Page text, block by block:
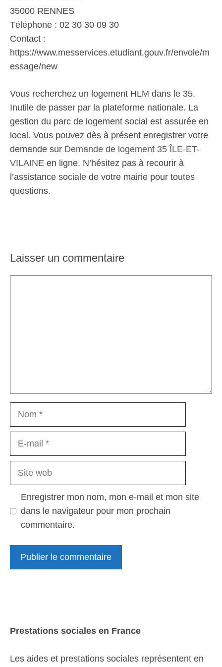
35000 RENNES
Téléphone : 02 30 30 09 30
Contact :
https://www.messervices.etudiant.gouv.fr/envole/m
essage/new
Vous recherchez un logement HLM dans le 35.
Inutile de passer par la plateforme nationale. La
gestion du parc de logement social est assurée en
local. Vous pouvez dès à présent enregistrer votre
demande sur Demande de logement 35 ÎLE-ET-
VILAINE en ligne. N’hésitez pas à recourir à
l’assistance sociale de votre mairie pour toutes
questions.
Laisser un commentaire
Nom
Site
Enregistrer mon nom, mon e-mail et mon site
dans le navigateur pour mon prochain
commentaire.
Prestations sociales en France
Les aides et prestations sociales représentent en